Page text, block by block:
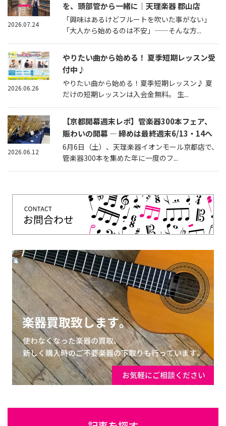
を、頭部管から一緒に｜天理楽器 郡山店
「興味はあるけどフルートを吹いた事がない」
「大人から始めるのは不安」——そんな方...
2026.07.24
やりたい曲から始める！ 夏季短期レッスン受
付中♪
やりたい曲から始める！夏季短期レッスン♪ 夏
だけの短期レッスンは入会金無料。 生...
2026.06.26
【京都開幕週末レポ】管楽器300本フェア、
賑わいの開幕 — 締めは最終週末6/13・14へ
6月6日（土）、天理楽器イオンモール京都店で、
管楽器300本を集めた年に一度のフ...
2026.06.12